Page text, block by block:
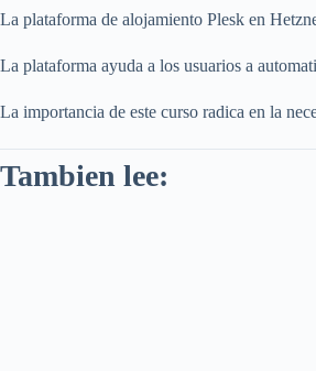
La plataforma de alojamiento Plesk en
La plataforma ayuda a los usuarios a
La importancia de este curso radica en la
Tambien lee: